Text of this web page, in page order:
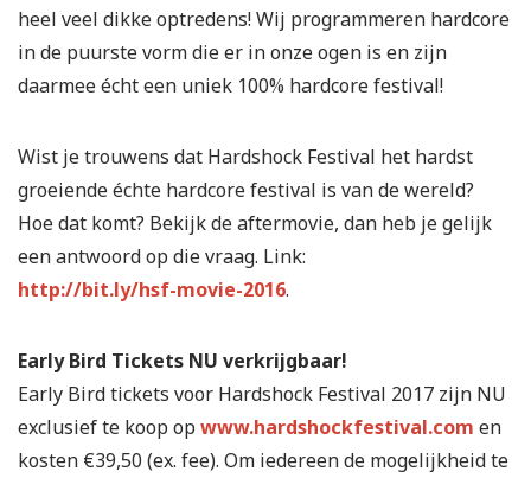
heel veel dikke optredens! Wij programmeren hardcore
in de puurste vorm die er in onze ogen is en zijn
daarmee écht een uniek 100% hardcore festival!
Wist je trouwens dat Hardshock Festival het hardst
groeiende échte hardcore festival is van de wereld?
Hoe dat komt? Bekijk de aftermovie, dan heb je gelijk
een antwoord op die vraag. Link:
http://bit.ly/hsf-movie-2016.
Early Bird Tickets NU verkrijgbaar!
Early Bird tickets voor Hardshock Festival 2017 zijn NU
exclusief te koop op www.hardshockfestival.com en
kosten €39,50 (ex. fee). Om iedereen de mogelijkheid te